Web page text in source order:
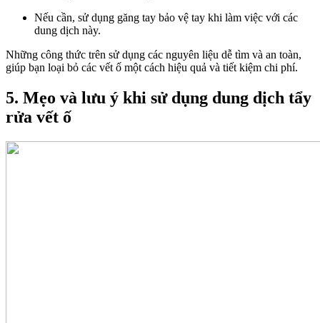
Nếu cần, sử dụng găng tay bảo vệ tay khi làm việc với các
dung dịch này.
Những công thức trên sử dụng các nguyên liệu dễ tìm và an toàn,
giúp bạn loại bỏ các vết ố một cách hiệu quả và tiết kiệm chi phí.
5. Mẹo và lưu ý khi sử dụng dung dịch tẩy
rửa vết ố